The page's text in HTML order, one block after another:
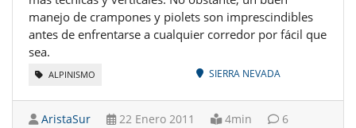
manejo de crampones y piolets son imprescindibles
antes de enfrentarse a cualquier corredor por fácil que
sea.
ALPINISMO SIERRA NEVADA
AristaSur 22 Enero 2011 4min 6